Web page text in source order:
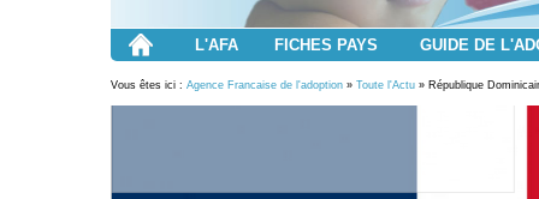
L'AFA FICHES PAYS GUIDE DE
Vous êtes ici : Agence Francaise de l'adoption » Toute l'Actu » République